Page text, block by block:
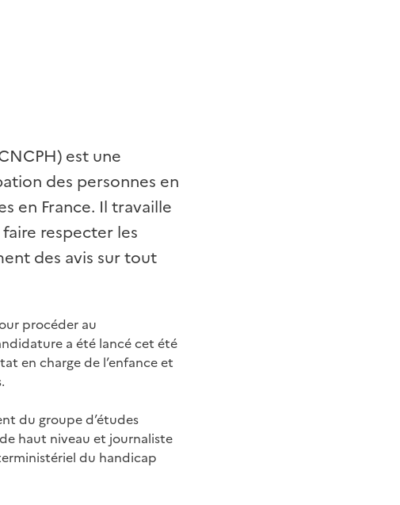
est une
des personnes en
en France. Il travaille
respecter les
des avis sur tout
procéder au
a été lancé cet été
en charge de l’enfance et
du groupe d’études
haut niveau et journaliste
du handicap